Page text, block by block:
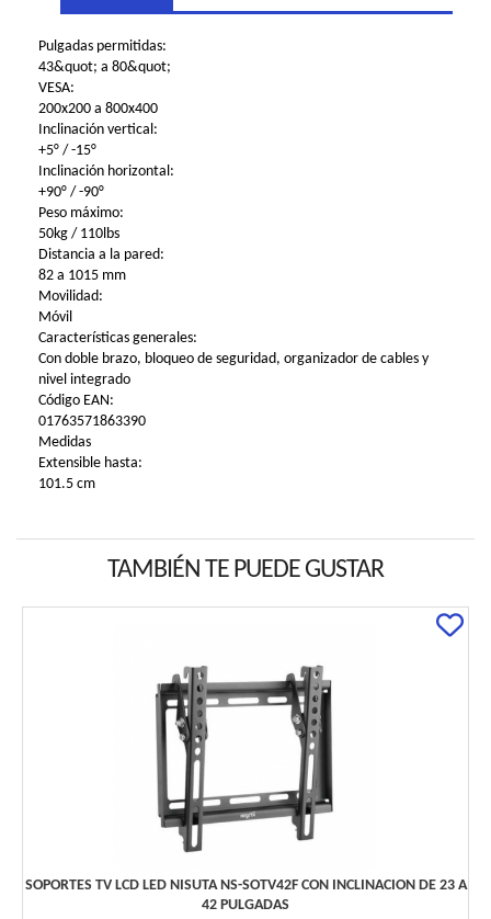
Pulgadas permitidas:
43&quot; a 80&quot;
VESA:
200x200 a 800x400
Inclinación vertical:
+5° / -15°
Inclinación horizontal:
+90° / -90°
Peso máximo:
50kg / 110lbs
Distancia a la pared:
82 a 1015 mm
Movilidad:
Móvil
Características generales:
Con doble brazo, bloqueo de seguridad, organizador de cables y
nivel integrado
Código EAN:
01763571863390
Medidas
Extensible hasta:
101.5 cm
TAMBIÉN TE PUEDE GUSTAR
SOPORTES TV LCD LED NISUTA NS-SOTV42F CON INCLINACION DE 23 A
42 PULGADAS